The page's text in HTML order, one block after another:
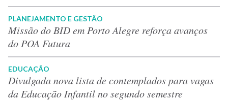
PLANEJAMENTO E GESTÃO
Missão do BID em Porto Alegre reforça avanços
do POA Futura
EDUCAÇÃO
Divulgada nova lista de contemplados para vagas
da Educação Infantil no segundo semestre